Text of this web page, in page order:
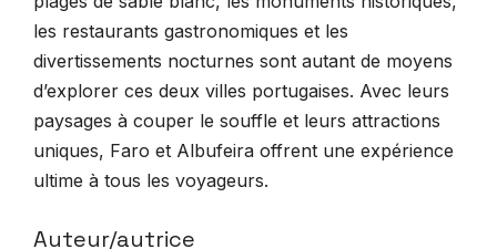
les restaurants gastronomiques et les
divertissements nocturnes sont autant de moyens
d’explorer ces deux villes portugaises. Avec leurs
paysages à couper le souffle et leurs attractions
uniques, Faro et Albufeira offrent une expérience
ultime à tous les voyageurs.
Auteur/autrice